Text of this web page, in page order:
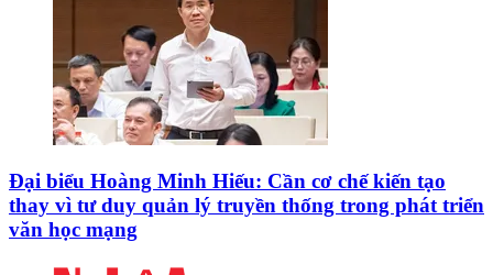
Đại biểu Hoàng Minh Hiếu: Cần cơ chế kiến tạo
thay vì tư duy quản lý truyền thống trong phát triển
văn học mạng